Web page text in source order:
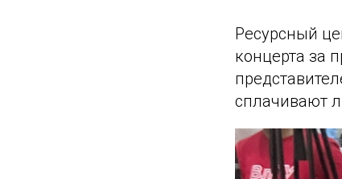
Ресурсный
концерта за
сплачивают